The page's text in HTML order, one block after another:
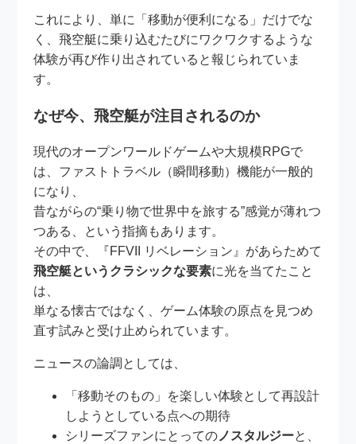
これにより、単に「移動が便利になる」だけでな
く、飛空艇に乗り込むたびにワクワクするような
体験が再び作り出されていると報じられていま
す。
なぜ今、飛空艇が注目されるのか
現代のオープンワールドゲームや大規模RPGで
は、ファストトラベル（瞬間移動）機能が一般的
になり、
昔ながらの“乗り物で世界中を旅する”感覚が薄れつ
つある、という指摘もあります。
その中で、『FFVII リベレーション』があらためて
飛空艇というクラシックな要素に光を当てたこと
は、
単なる懐古ではなく、ゲーム体験の原点を見つめ
直す試みと受け止められています。
ニュースの論調としては、
「移動そのもの」を楽しい体験として再設計
しようとしている点への期待
シリーズファンにとっての ノスタルジーと、